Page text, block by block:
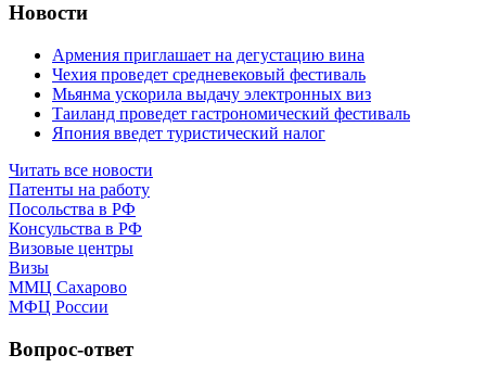
Новости
Армения приглашает на дегустацию вина
Чехия проведет средневековый фестиваль
Мьянма ускорила выдачу электронных виз
Таиланд проведет гастрономический фестиваль
Япония введет туристический налог
Читать все новости
Патенты на работу
Посольства в РФ
Консульства в РФ
Визовые центры
Визы
ММЦ Сахарово
МФЦ России
Вопрос-ответ